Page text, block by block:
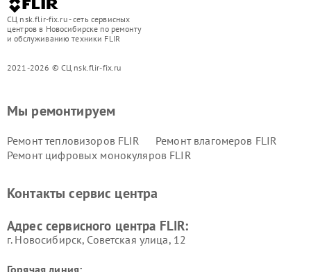
СЦ nsk.flir-fix.ru - сеть сервисных
центров в Новосибирске по ремонту
и обслуживанию техники FLIR
2021-2026 © СЦ nsk.flir-fix.ru
Мы ремонтируем
Ремонт тепловизоров FLIR
Ремонт влагомеров FLIR
Ремонт цифровых монокуляров FLIR
Контакты сервис центра
Адрес сервисного центра FLIR:
г. Новосибирск, Советская улица, 12
Горячая линия: